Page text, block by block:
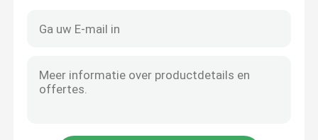
Automatische polijstmachine met stalen elleboog
Schommelmachine